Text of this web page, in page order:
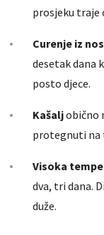
prosjeku traje
Curenje iz
desetak dana
posto djece.
Kašaljobično
protegnuti na
Visoka
dva, tri dana.
duže.